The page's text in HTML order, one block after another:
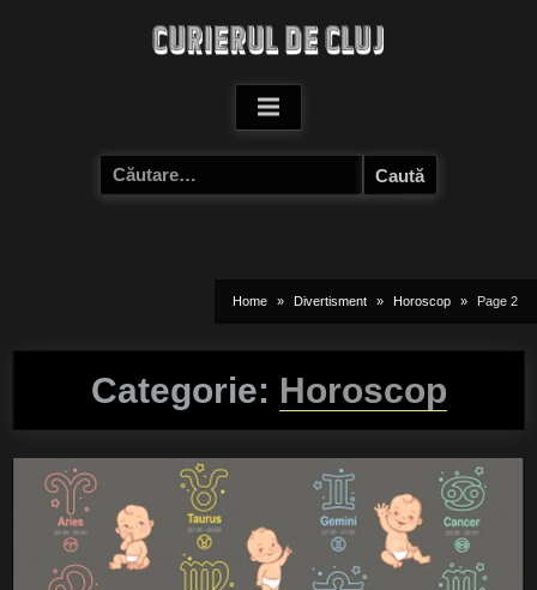
Caută
după:
Home Divertisment Horoscop Page 2
Categorie: Horoscop